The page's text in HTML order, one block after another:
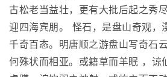
古松老当益壮，更有大批后起之秀
迎四海宾朋。 怪石，是盘山奇观，
千奇百态。明唐顺之游盘山写奇石
何殊状而相亚。或籍草而羊眠 ，谅